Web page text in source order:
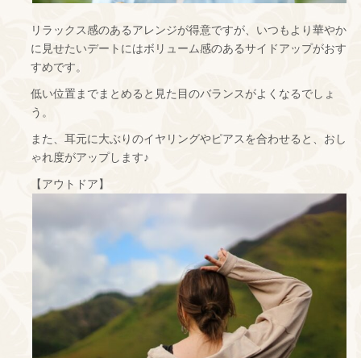
リラックス感のあるアレンジが得意ですが、いつもより華やか
に見せたいデートにはボリューム感のあるサイドアップがおす
すめです。
低い位置までまとめると見た目のバランスがよくなるでしょ
う。
また、耳元に大ぶりのイヤリングやピアスを合わせると、おし
ゃれ度がアップします♪
【アウトドア】